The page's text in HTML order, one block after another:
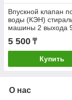
Впускной клапан
воды (КЭН)
машины 2 выхода
мм клеммы 220V
Hotpoint-Ariston
Whirlpool
5 500 ₸
Купить
О нас